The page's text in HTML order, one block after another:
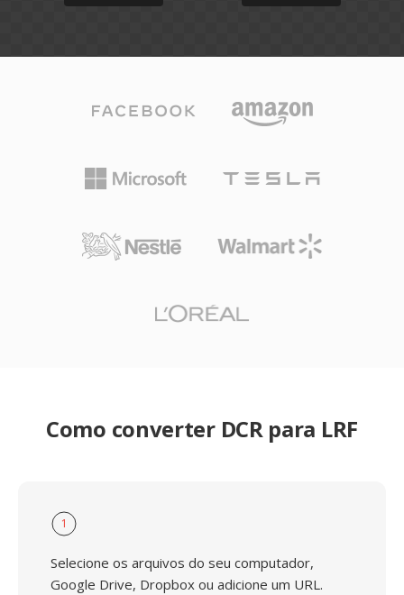
Como converter DCR para LRF
1
Selecione os arquivos do seu computador,
Google Drive, Dropbox ou adicione um URL.